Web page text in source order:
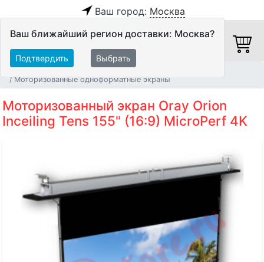
Ваш город: Москва
Ваш ближайший регион доставки: Москва?
Подтвердить Выбрать
Моторизованные одноформатные экраны
Моторизованный экран Oray Orion
Inceiling Tens 155" (16:9) MicroPerf 4K